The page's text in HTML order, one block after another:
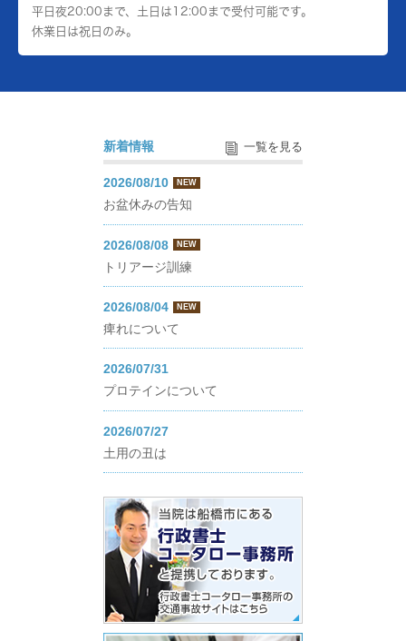
平日夜20:00まで、土日は12:00まで受付可能です。
休業日は祝日のみ。
新着情報 一覧を見る
2026/08/10 NEW
お盆休みの告知
2026/08/08 NEW
トリアージ訓練
2026/08/04 NEW
痺れについて
2026/07/31
プロテインについて
2026/07/27
土用の丑は